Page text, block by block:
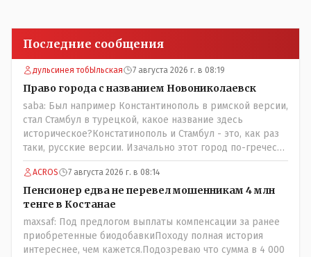
Последние сообщения
дульсинея тобЫльская 7 августа 2026 г. в 08:19
Право города с названием Новониколаевск
saba: Был например Константинополь в римской версии,
стал Стамбул в турецкой, какое название здесь
историческое?Констатинополь и Стамбул - это, как раз
таки, русские версии. Изачально этот город по-гречески
назывался Бизантиов, а на латыни - Бизантинум. Потом
он стал Константинополисом. Турки до 1930 года
назваали его Константиние. И лишь в 1930 году
переименовали в Истанбул.
ACROS 7 августа 2026 г. в 08:14
Пенсионер едва не перевел мошенникам 4 млн
тенге в Костанае
maxsaf: Под предлогом выплаты компенсации за ранее
приобретенные биодобавкиПоходу полная история
интереснее, чем кажется.Подозреваю что сумма в 4 000